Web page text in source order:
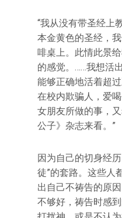
“我从没有带圣经上
本金黄色的圣经，
啡桌上。此情此景
的感觉。……我想活
能够正确地活着超
在校内欺骗人，爱
女朋友所做的事，
公子》杂志来看。”
因为自己的切身经
徒”的套路。这些人
出自己不祷告的原
不够好，祷告时感